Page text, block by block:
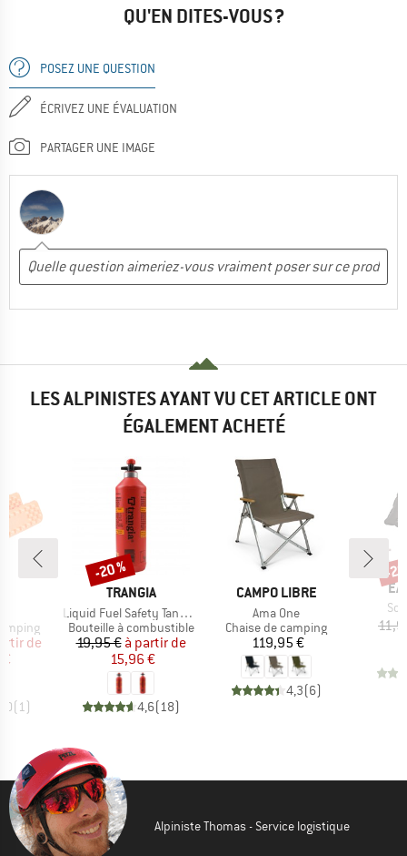
QU'EN DITES-VOUS ?
POSEZ UNE QUESTION
ÉCRIVEZ UNE ÉVALUATION
PARTAGER UNE IMAGE
LES ALPINISTES AYANT VU CET ARTICLE ONT
ÉGALEMENT ACHETÉ
réduit
de
(1)
MARQUE
TRANGIA
Article
Liquid Fuel Safety Tank Bottle
Product group
Bouteille à combustible
Prix
19,95 € Prix réduit
à partir de
15,96 €
4,6(18)
Remise
-20 %
MARQUE
CAMPO LIBRE
Article
Ama One
Product group
Chaise de camping
Prix
119,95 €
4,3(6)
-
Alpiniste Thomas - Service logistique